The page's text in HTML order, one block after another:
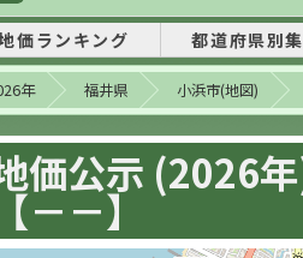
価ランキング 都道府県別
年 福井県 小浜市(地図)
価公示 (2026
【－－】